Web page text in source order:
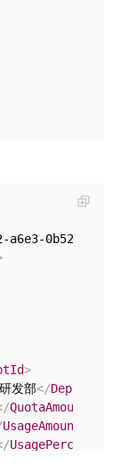
a6e3-
>
发部</DeptName
QuotaAmount
UsageAmount
UsagePercent